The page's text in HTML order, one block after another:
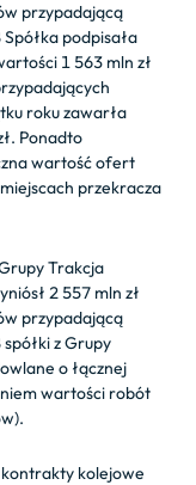
przypadającą
podpisała
1 563 mln zł
roku zawarła
Ponadto
wartość ofert
przekracza
Trakcja
2 557 mln zł
przypadającą
z Grupy
o łącznej
wartości robót
kolejowe